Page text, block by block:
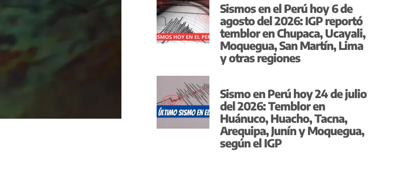
Sismos en el Perú hoy 6 de
agosto del 2026: IGP reportó
temblor en Chupaca, Ucayali,
Moquegua, San Martín, Lima
y otras regiones
Sismo en Perú hoy 24 de julio
del 2026: Temblor en
Huánuco, Huacho, Tacna,
Arequipa, Junín y Moquegua,
según el IGP